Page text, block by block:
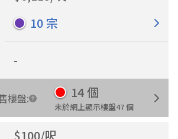
10 宗
-
樓盤: 14個
未於網上顯示樓盤47個
$100/呎